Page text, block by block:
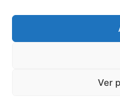
Ver
© 2022 - 2026